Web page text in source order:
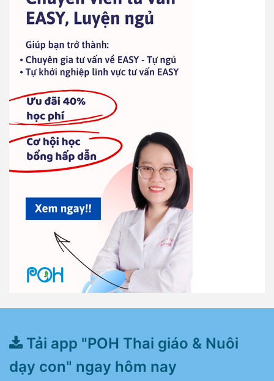
Tải app "POH Thai giáo & Nuôi
dạy con" ngay hôm nay